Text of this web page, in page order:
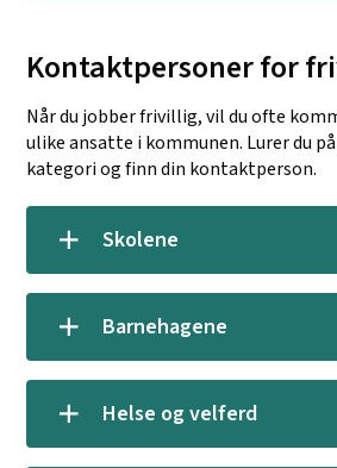
Kontaktpersoner for
Når du jobber frivillig, vil du ofte
ulike ansatte i kommunen. Lurer du
kategori og finn din kontaktperson.
Skolene
Barnehagene
Helse og velferd